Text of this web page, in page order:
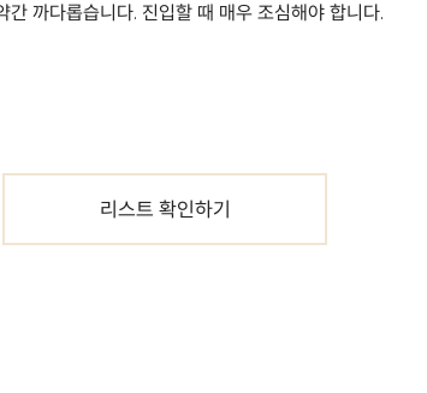
까다롭습니다. 진입할 때 매우 조심해야 합니다.
리스트 확인하기